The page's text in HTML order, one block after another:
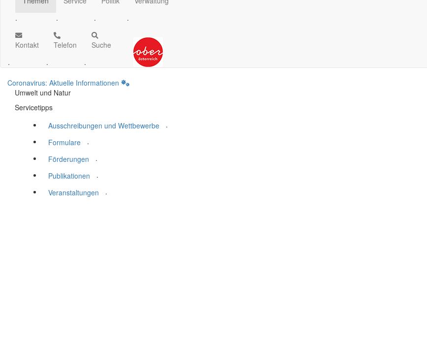
.
.
.
.
Kontakt
.
Telefon
.
Suche
.
Coronavirus: Aktuelle Informationen
Umwelt und Natur
Servicetipps
Ausschreibungen und Wettbewerbe
.
Formulare
.
Förderungen
.
Publikationen
.
Veranstaltungen
.